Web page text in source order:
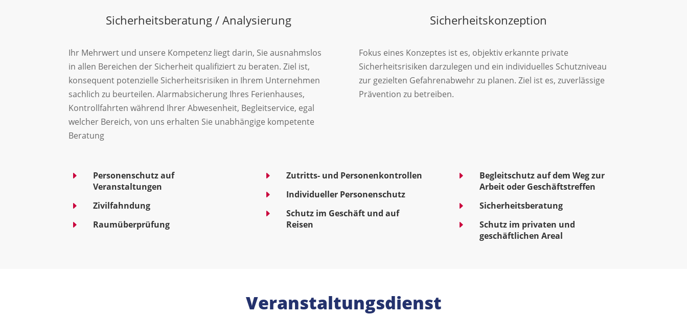
Sicherheitsberatung / Analysierung
Ihr Mehrwert und unsere Kompetenz liegt darin, Sie ausnahmslos
in allen Bereichen der Sicherheit qualifiziert zu beraten. Ziel ist,
konsequent potenzielle Sicherheitsrisiken in Ihrem Unternehmen
sachlich zu beurteilen. Alarmabsicherung Ihres Ferienhauses,
Kontrollfahrten während Ihrer Abwesenheit, Begleitservice, egal
welcher Bereich, von uns erhalten Sie unabhängige kompetente
Beratung
Sicherheitskonzeption
Fokus eines Konzeptes ist es, objektiv erkannte private
Sicherheitsrisiken darzulegen und ein individuelles Schutzniveau
zur gezielten Gefahrenabwehr zu planen. Ziel ist es, zuverlässige
Prävention zu betreiben.
E
Personenschutz auf
Veranstaltungen
E
Zivilfahndung
E
Raumüberprüfung
E
Zutritts- und Personenkontrollen
E
Individueller Personenschutz
E
Schutz im Geschäft und auf
Reisen
E
Begleitschutz auf dem Weg zur
Arbeit oder Geschäftstreffen
E
Sicherheitsberatung
E
Schutz im privaten und
geschäftlichen Areal
Veranstaltungsdienst